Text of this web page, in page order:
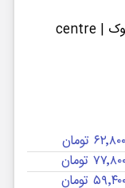
| centre
تومان
تومان
تومان